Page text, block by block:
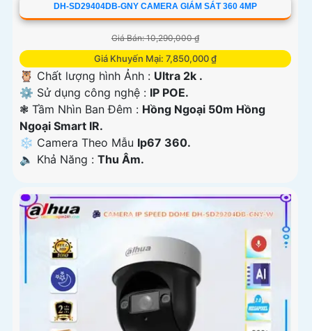
DH-SD29404DB-GNY CAMERA GIÁM SÁT 360 4MP
Giá Bán: 10,290,000 ₫
Giá Khuyến Mại: 7,850,000 ₫
🦉 Chất lượng hình Ảnh : Ultra 2k .
⚙ Sử dụng công nghệ : IP POE.
❃ Tầm Nhìn Ban Đêm : Hồng Ngoại 50m Hồng
Ngoại Smart IR.
❄ Camera Theo Mẫu Ip67 360.
️🔈 Khả Năng : Thu Âm.